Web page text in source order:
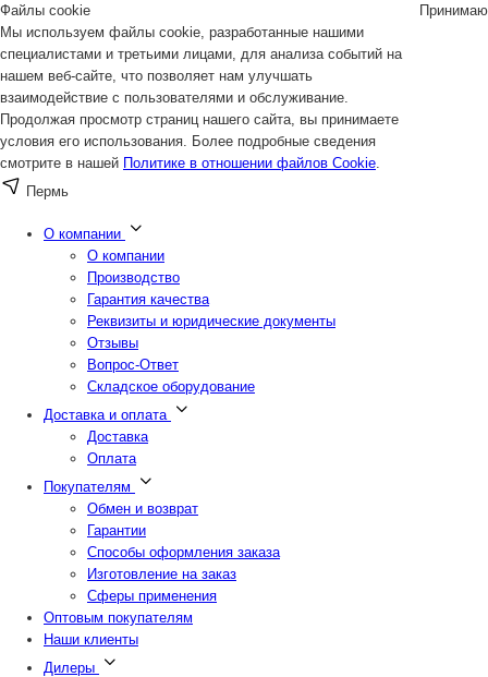
Файлы cookie
Мы используем файлы cookie, разработанные нашими
специалистами и третьими лицами, для анализа событий на
нашем веб-сайте, что позволяет нам улучшать
взаимодействие с пользователями и обслуживание.
Продолжая просмотр страниц нашего сайта, вы принимаете
условия его использования. Более подробные сведения
смотрите в нашей Политике в отношении файлов Cookie.
Принимаю
Пермь
О компании
О компании
Производство
Гарантия качества
Реквизиты и юридические документы
Отзывы
Вопрос-Ответ
Складское оборудование
Доставка и оплата
Доставка
Оплата
Покупателям
Обмен и возврат
Гарантии
Способы оформления заказа
Изготовление на заказ
Сферы применения
Оптовым покупателям
Наши клиенты
Дилеры